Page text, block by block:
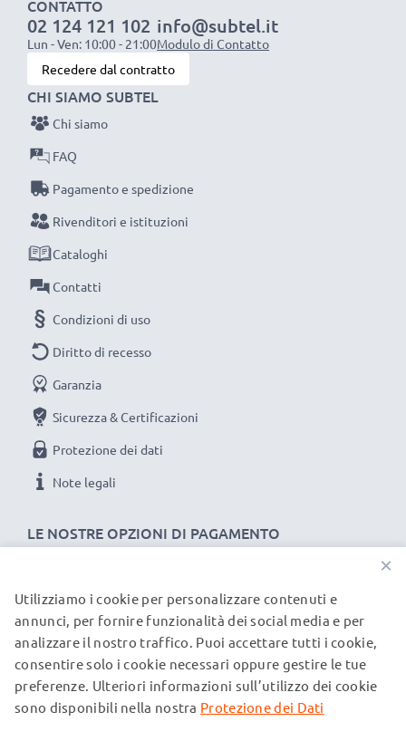
Perfetto per:
✔ Sistemi audio & Home entertainment
✔ Consolle giochi
✔ TVs & proiettori
✔ Lettori DVD & Blu-ray
✔ Amplificatori & subwoofer
Vuoi migliorare il suono della tua TV o l’impianto
stereo? I nostri cavi RCA ti aiuteranno! Ordina ora,
avrai 3 anni di garanzia.
CONTATTO
02 124 121 102
Lun - Ven: 10:00 - 21:00
info@subtel.it
Modulo di Contatto
Recedere dal contratto
LE NOSTRE OPZIONI DI PAGAMENTO
CHI SIAMO SUBTEL
Chi siamo
FAQ
Pagamento e spedizione
Rivenditori e istituzioni
Cataloghi
Contatti
Condizioni di uso
Diritto di recesso
Garanzia
Sicurezza & Certificazioni
Protezione dei dati
Note legali
I NOSTRI PARTNER DI SPEDIZIONE
© subtel.it 2026
Tutti i prezzi includono l'IVA e sono esclusi i costi di
spedizione. Si prega di notare che tutti i marchi menzionati
×
Utilizziamo i cookie per personalizzare contenuti e
annunci, per fornire funzionalità dei social media e per
analizzare il nostro traffico. Puoi accettare tutti i cookie,
consentire solo i cookie necessari oppure gestire le tue
preferenze. Ulteriori informazioni sull’utilizzo dei cookie
sono disponibili nella nostra Protezione dei Dati